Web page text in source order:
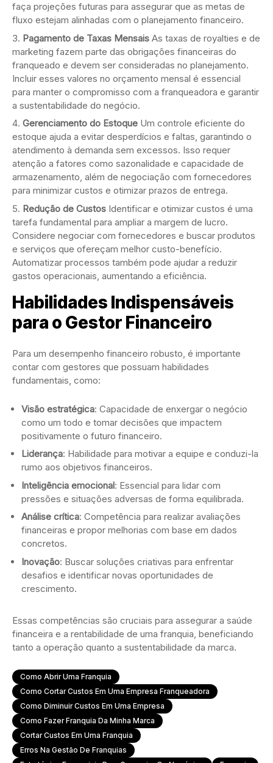
faça projeções futuras para assegurar que as metas de
fluxo estejam alinhadas com o planejamento financeiro.
Pagamento de Taxas Mensais As taxas de royalties e de
marketing fazem parte das obrigações financeiras do
franqueado e devem ser consideradas no planejamento.
Incluir esses valores no orçamento mensal é essencial
para manter o compromisso com a franqueadora e garantir
a sustentabilidade do negócio.
Gerenciamento do Estoque Um controle eficiente do
estoque ajuda a evitar desperdícios e faltas, garantindo o
atendimento à demanda sem excessos. Isso requer
atenção a fatores como sazonalidade e capacidade de
armazenamento, além de negociação com fornecedores
para minimizar custos e otimizar prazos de entrega.
Redução de Custos Identificar e otimizar custos é uma
tarefa fundamental para ampliar a margem de lucro.
Considere negociar com fornecedores e buscar produtos
e serviços que ofereçam melhor custo-benefício.
Automatizar processos também pode ajudar a reduzir
gastos operacionais, aumentando a eficiência.
Habilidades Indispensáveis
para o Gestor Financeiro
Para um desempenho financeiro robusto, é importante
contar com gestores que possuam habilidades
fundamentais, como:
Visão estratégica: Capacidade de enxergar o negócio
como um todo e tomar decisões que impactem
positivamente o futuro financeiro.
Liderança: Habilidade para motivar a equipe e conduzi-la
rumo aos objetivos financeiros.
Inteligência emocional: Essencial para lidar com
pressões e situações adversas de forma equilibrada.
Análise crítica: Competência para realizar avaliações
financeiras e propor melhorias com base em dados
concretos.
Inovação: Buscar soluções criativas para enfrentar
desafios e identificar novas oportunidades de
crescimento.
Essas competências são cruciais para assegurar a saúde
financeira e a rentabilidade de uma franquia, beneficiando
tanto a operação quanto a sustentabilidade da marca.
Como Abrir Uma Franquia
Como Cortar Custos Em Uma Empresa Franqueadora
Como Diminuir Custos Em Uma Empresa
Como Fazer Franquia Da Minha Marca
Cortar Custos Em Uma Franquia
Erros Na Gestão De Franquias